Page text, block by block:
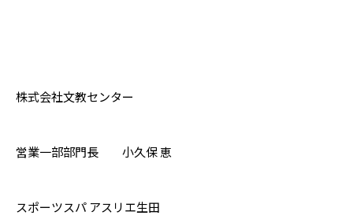
株式会社文教センター
営業一部部門長 小久保 恵
スポーツスパ アスリエ生田